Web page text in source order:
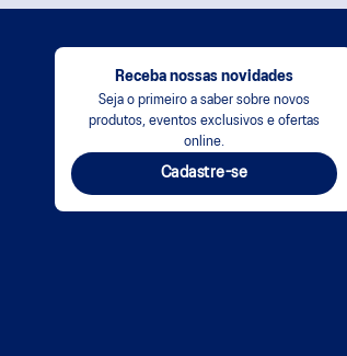
Receba nossas novidades
Seja o primeiro a saber sobre novos
produtos, eventos exclusivos e ofertas
online.
Cadastre-se